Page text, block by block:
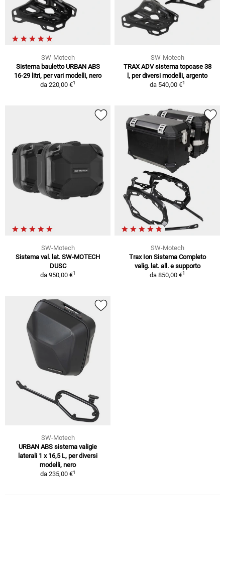
SW-Motech
Sistema bauletto URBAN ABS
16-29 litri, per vari modelli, nero
da 220,00 €1
SW-Motech
TRAX ADV sistema topcase 38
l, per diversi modelli, argento
da 540,00 €1
SW-Motech
Sistema val. lat. SW-MOTECH
DUSC
da 950,00 €1
SW-Motech
Trax Ion Sistema Completo
valig. lat. all. e supporto
da 850,00 €1
SW-Motech
URBAN ABS sistema valigie
laterali 1 x 16,5 L, per diversi
modelli, nero
da 235,00 €1